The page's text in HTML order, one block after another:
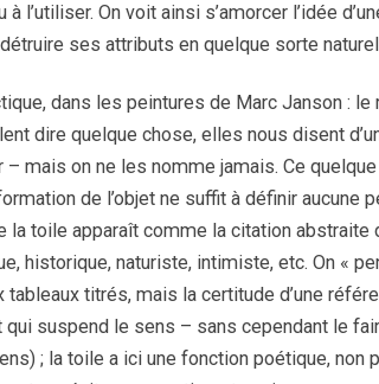
à l’utiliser. On voit ainsi s’amorcer l’idée
ses attributs en quelque sorte
dans les peintures de Marc Janson :
dire quelque chose, elles nous disent
– mais on ne les nomme jamais. Ce
de l’objet ne suffit à définir aucune
la toile apparaît comme la citation
historique, naturiste, intimiste, etc. On «
tableaux titrés, mais la certitude d’une
suspend le sens – sans cependant le
; la toile a ici une fonction poétique,